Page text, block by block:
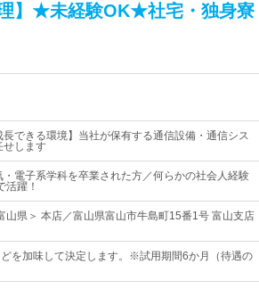
】★未経験OK★社宅・独身寮
できる環境】当社が保有する通信設備・通信シス
せします
電子系学科を卒業された方／何らかの社会人経験
躍！
山県＞ 本店／富山県富山市牛島町15番1号 富山支店
を加味して決定します。※試用期間6か月（待遇の